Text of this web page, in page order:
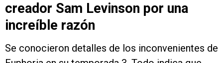
creador Sam Levinson por una
increíble razón
Se conocieron detalles de los inconvenientes de